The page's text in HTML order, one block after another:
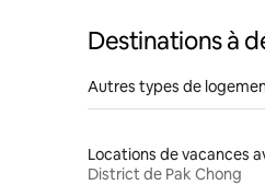
Destinations à
Autres types de
District de Pak Chong